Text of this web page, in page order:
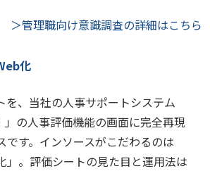
＞管理職向け意識調査の詳細はこちら
化
を、当社の人事サポートシステム
」の人事評価機能の画面に完全再現
です。インソースがこだわるのは
」。評価シートの見た目と運用法は